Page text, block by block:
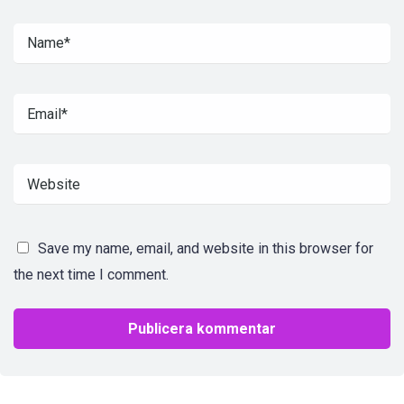
Save my name, email, and website in this browser for
the next time I comment.